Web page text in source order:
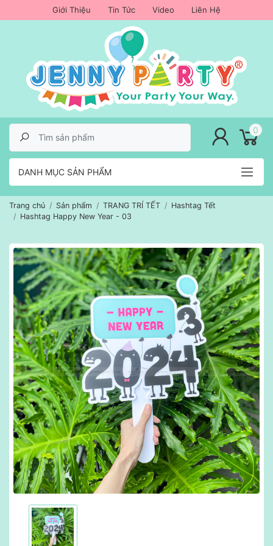
Giới Thiệu Tin Tức Video Liên Hệ
DANH MỤC SẢN PHẨM
0
Trang chủ Sản phẩm TRANG TRÍ TẾT
Hashtag Tết
Hashtag Happy New Year - 03